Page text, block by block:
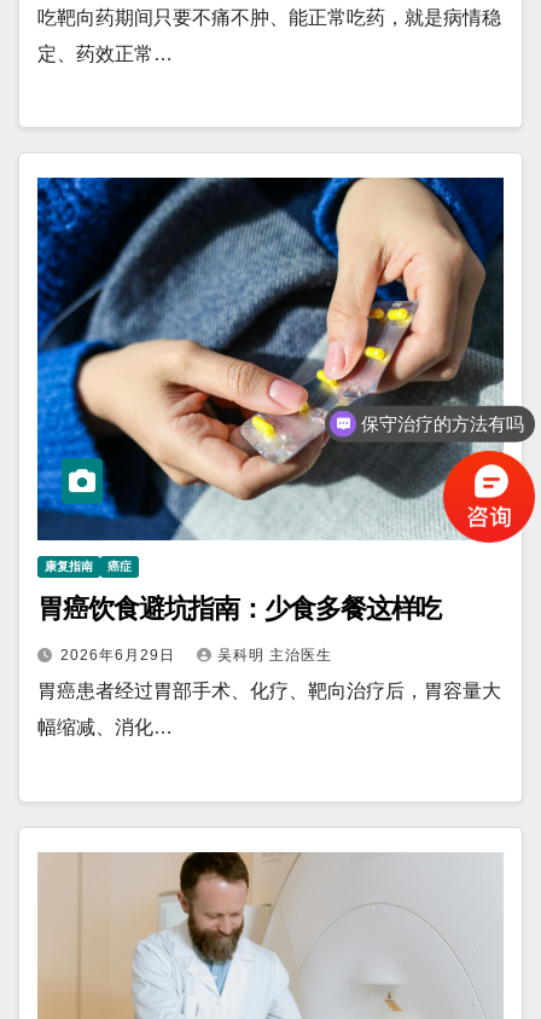
吃靶向药期间只要不痛不肿、能正常吃药，就是病情稳
定、药效正常…
康复指南 癌症
胃癌饮食避坑指南：少食多餐这样吃
2026年6月29日 吴科明 主治医生
胃癌患者经过胃部手术、化疗、靶向治疗后，胃容量大
幅缩减、消化…
保守治疗的方法有吗
化疗没效果怎么办